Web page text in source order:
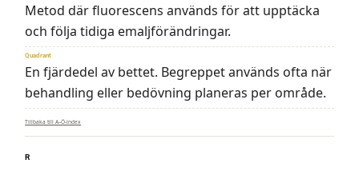
Metod där fluorescens används för att upptäcka
och följa tidiga emaljförändringar.
Quadrant
En fjärdedel av bettet. Begreppet används ofta när
behandling eller bedövning planeras per område.
Tillbaka till A–Ö-index
R